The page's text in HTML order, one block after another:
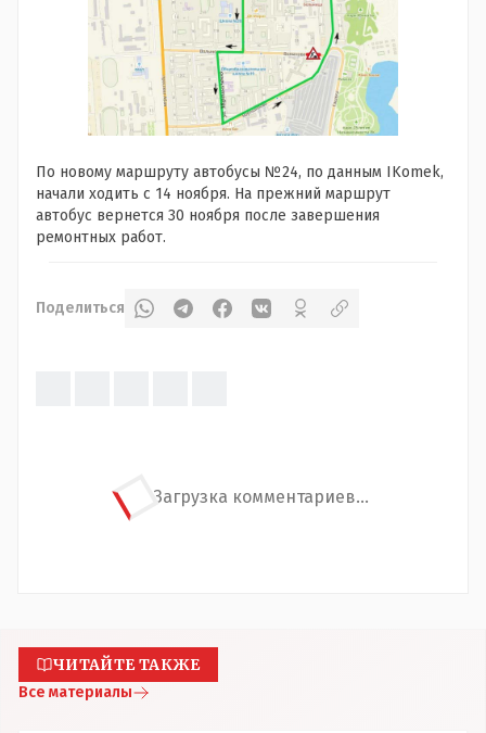
По новому маршруту автобусы №24, по данным IKomek,
начали ходить с 14 ноября. На прежний маршрут
автобус вернется 30 ноября после завершения
ремонтных работ.
Поделиться
Загрузка комментариев...
ЧИТАЙТЕ ТАКЖЕ
Все материалы